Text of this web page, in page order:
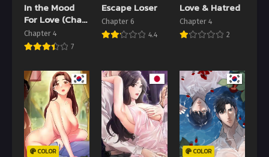
In the Mood
For Love (Chai
Won)
Chapter 4
7
Escape Loser
Chapter 6
4.4
Love & Hatred
Chapter 4
2
COLOR COLOR